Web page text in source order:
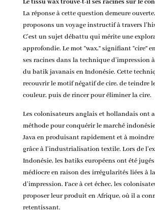
Le tissu wax trouve-t-il ses racines sur le
La réponse à cette question demeure
proposons un voyage instructif à travers
C’est un sujet débattu qui mérite une
approfondie. Le mot “wax,” signifiant “cire”
ses racines dans la technique d’impression
du batik javanais en Indonésie. Cette
recouvrir le motif négatif de cire, de teindre
couleur, puis de rincer pour éliminer la cire.
Les colonisateurs anglais et hollandais ont
méthode pour conquérir le marché
Java en produisant rapidement et à
grâce à l’industrialisation textile. Lors de
Indonésie, les batiks européens ont été
médiocre en raison des irrégularités liées à
d’impression. Face à cet échec, les
proposer leur produit en Afrique, où il a
retentissant.